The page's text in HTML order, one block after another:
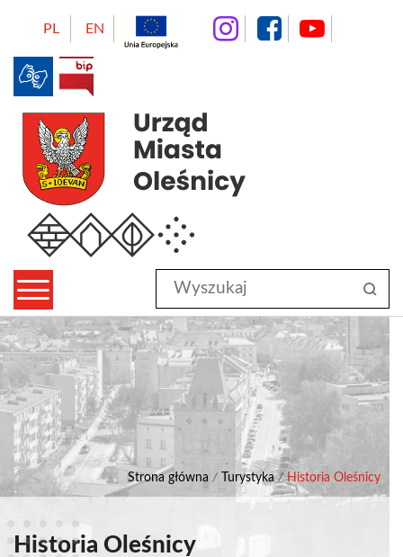
PL EN instagram
Wyszukaj
w
serwisie
Strona główna / Turystyka / Historia Oleśnicy
Historia Oleśnicy